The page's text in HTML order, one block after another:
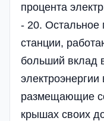
процента
- 20. Остальное
станции,
больший вклад
размещающие
крышах своих